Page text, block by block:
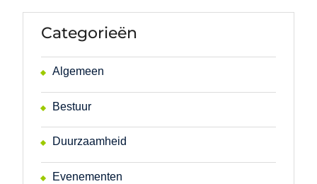
Categorieën
Algemeen
Bestuur
Duurzaamheid
Evenementen